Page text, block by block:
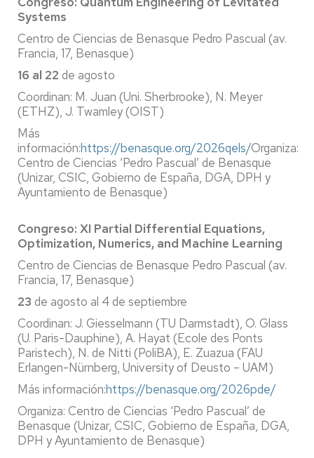
Systems
Centro de Ciencias de Benasque Pedro Pascual (av.
Francia, 17, Benasque)
16 al 22 de agosto
Coordinan: M. Juan (Uni. Sherbrooke), N. Meyer
(ETHZ), J. Twamley (OIST)
Más
información:https://benasque.org/2026qels/Organiza:
Centro de Ciencias ‘Pedro Pascual’ de Benasque
(Unizar, CSIC, Gobierno de España, DGA, DPH y
Ayuntamiento de Benasque)
Congreso: XI Partial Differential Equations,
Optimization, Numerics, and Machine Learning
Centro de Ciencias de Benasque Pedro Pascual (av.
Francia, 17, Benasque)
23 de agosto al 4 de septiembre
Coordinan: J. Giesselmann (TU Darmstadt), O. Glass
(U. Paris-Dauphine), A. Hayat (Ecole des Ponts
Paristech), N. de Nitti (PoliBA), E. Zuazua (FAU
Erlangen-Nürnberg, University of Deusto – UAM)
Más información:https://benasque.org/2026pde/
Organiza: Centro de Ciencias ‘Pedro Pascual’ de
Benasque (Unizar, CSIC, Gobierno de España, DGA,
DPH y Ayuntamiento de Benasque)